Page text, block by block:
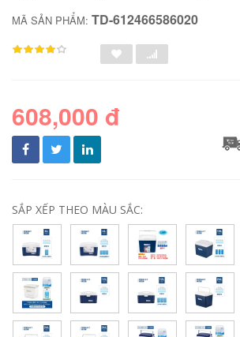
MÃ SẢN PHẨM: TD-612466586020
608,000 đ
SẮP XẾP THEO MÀU SẮC: